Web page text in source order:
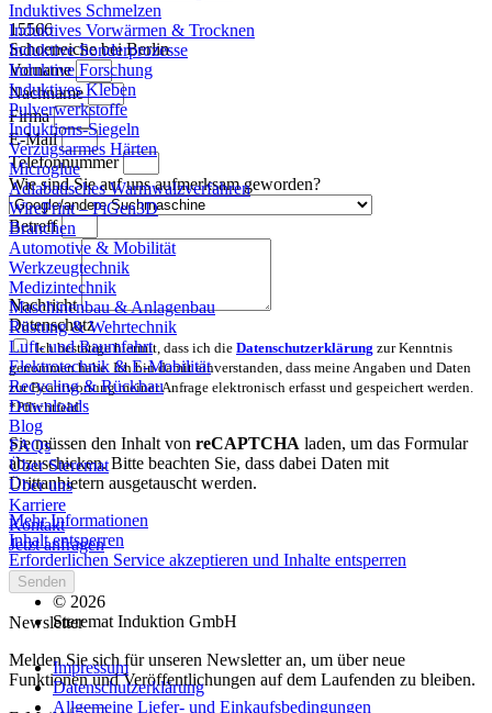
Induktives Schmelzen
Induktives Vorwärmen & Trocknen
Induktive Sonderprozesse
Induktive Forschung
Induktives Kleben
Pulverwerkstoffe
Induktions-Siegeln
Verzugsarmes Härten
Microglue
Adiabatisches Warmwalzverfahren
WirePrint – PiGen3D
Branchen
Automotive & Mobilität
Werkzeugtechnik
Medizintechnik
Maschinenbau & Anlagenbau
Rüstung & Wehrtechnik
Luft- und Raumfahrt
Elektrotechnik & E-Mobilität
Recycling & Rückbau
Downloads
Blog
FAQs
Über Steremat
Über uns
Karriere
Kontakt
Jetzt anfragen
© 2026
Steremat Induktion GmbH
Impressum
Datenschutzerklärung
Allgemeine Liefer- und Einkaufsbedingungen
15566
Schoeneiche bei Berlin
Vorname
Nachname
Firma
E-Mail
Telefonnummer
Wie sind Sie auf uns aufmerksam geworden?
Betreff
Nachricht
Datenschutz
Ich bestätige hiermit, dass ich die Datenschutzerklärung zur Kenntnis
genommen habe. Ich bin damit einverstanden, dass meine Angaben und Daten
zur Beantwortung meiner Anfrage elektronisch erfasst und gespeichert werden.
*Pflichtfeld
Sie müssen den Inhalt von reCAPTCHA laden, um das Formular
abzuschicken. Bitte beachten Sie, dass dabei Daten mit
Drittanbietern ausgetauscht werden.
Mehr Informationen
Inhalt entsperren
Erforderlichen Service akzeptieren und Inhalte entsperren
Senden
Newsletter
Melden Sie sich für unseren Newsletter an, um über neue
Funktionen und Veröffentlichungen auf dem Laufenden zu bleiben.